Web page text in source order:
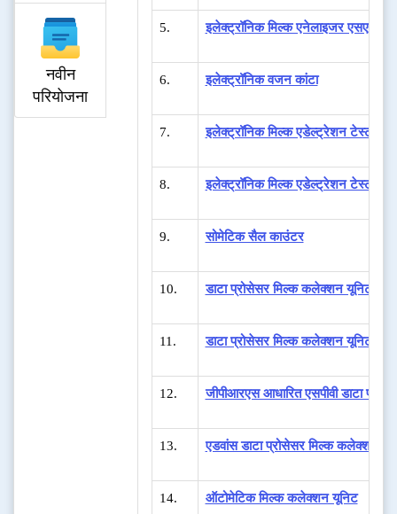
नवीन
परियोजना
5. इलेक्ट्रॉनिक मिल्क एनेलाइजर एसएल-
6. इलेक्ट्रॉनिक वजन कांटा
7. इलेक्ट्रॉनिक मिल्क एडेल्ट्रेशन टेस्टर
8. इलेक्ट्रॉनिक मिल्क एडेल्ट्रेशन टेस्टर
9. सोमेटिक सैल काउंटर
10. डाटा प्रोसेसर मिल्क कलेक्शन यूनिट
11. डाटा प्रोसेसर मिल्क कलेक्शन यूनिट
12. जीपीआरएस आधारित एसपीवी डाटा
13. एडवांस डाटा प्रोसेसर मिल्क कलेक्शन
14. ऑटोमेटिक मिल्क कलेक्शन यूनिट